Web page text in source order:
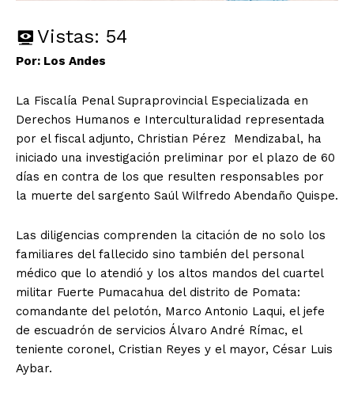
Vistas: 54
Por: Los Andes
La Fiscalía Penal Supraprovincial Especializada en
Derechos Humanos e Interculturalidad representada
por el fiscal adjunto, Christian Pérez Mendizabal, ha
iniciado una investigación preliminar por el plazo de 60
días en contra de los que resulten responsables por
la muerte del sargento Saúl Wilfredo Abendaño Quispe.
Las diligencias comprenden la citación de no solo los
familiares del fallecido sino también del personal
médico que lo atendió y los altos mandos del cuartel
militar Fuerte Pumacahua del distrito de Pomata:
comandante del pelotón, Marco Antonio Laqui, el jefe
de escuadrón de servicios Álvaro André Rímac, el
teniente coronel, Cristian Reyes y el mayor, César Luis
Aybar.